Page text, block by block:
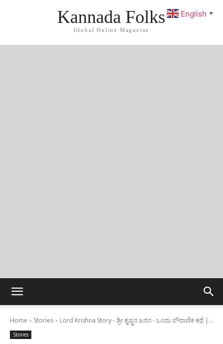
Kannada Folks
Global Online Magazine
Home Stories Lord Krishna Story - ಶ್ರೀ ಕೃಷ್ಣನ ಜನನ - ಒಂದು ಪೌರಾಣಿಕ ಕಥೆ |...
Stories
English ▼